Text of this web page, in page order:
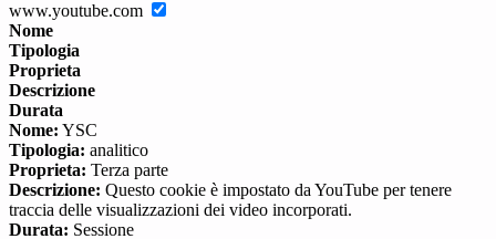
www.youtube.com
Nome
Tipologia
Proprieta
Descrizione
Durata
Nome: YSC
Tipologia: analitico
Proprieta: Terza parte
Descrizione: Questo cookie è impostato da YouTube per tenere
traccia delle visualizzazioni dei video incorporati.
Durata: Sessione